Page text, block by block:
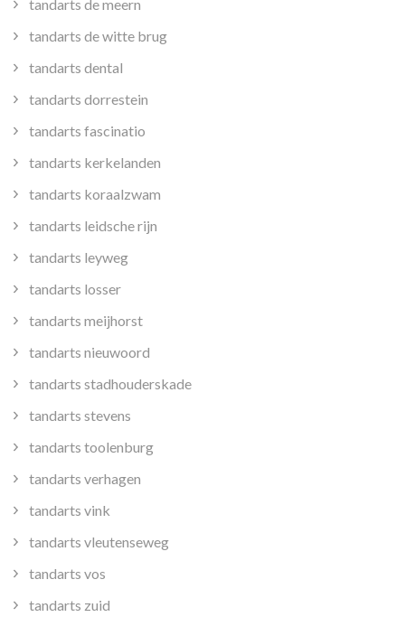
tandarts de meern
tandarts de witte brug
tandarts dental
tandarts dorrestein
tandarts fascinatio
tandarts kerkelanden
tandarts koraalzwam
tandarts leidsche rijn
tandarts leyweg
tandarts losser
tandarts meijhorst
tandarts nieuwoord
tandarts stadhouderskade
tandarts stevens
tandarts toolenburg
tandarts verhagen
tandarts vink
tandarts vleutenseweg
tandarts vos
tandarts zuid